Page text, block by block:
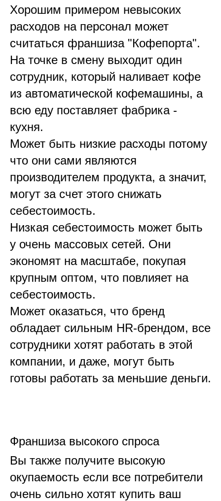
Хорошим примером невысоких
расходов на персонал может
считаться франшиза "Кофепорта".
На точке в смену выходит один
сотрудник, который наливает кофе
из автоматической кофемашины, а
всю еду поставляет фабрика -
кухня.
Может быть низкие расходы потому
что они сами являются
производителем продукта, а значит,
могут за счет этого снижать
себестоимость.
Низкая себестоимость может быть
у очень массовых сетей. Они
экономят на масштабе, покупая
крупным оптом, что повлияет на
себестоимость.
Может оказаться, что бренд
обладает сильным HR-брендом, все
сотрудники хотят работать в этой
компании, и даже, могут быть
готовы работать за меньшие деньги.
Франшиза высокого спроса
Вы также получите высокую
окупаемость если все потребители
очень сильно хотят купить ваш